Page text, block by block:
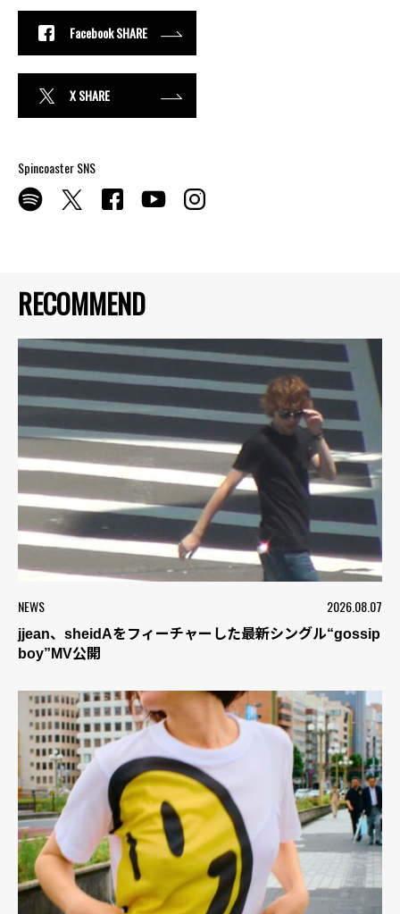
RECOMMEND
NEWS 2026.08.07
jjean、sheidAをフィーチャーした最新シングル“gossip
boy”MV公開
Facebook SHARE
X SHARE
Spincoaster SNS